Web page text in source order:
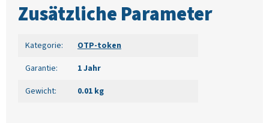
Zusätzliche Parameter
Kategorie:
OTP-token
Garantie:
1 Jahr
Gewicht: 0.01 kg